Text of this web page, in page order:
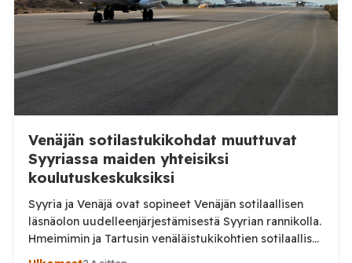
paikalla kymmeniä nuoria. Alueella liikennevalvontaa
tehnyt poliisipartio […]
Venäjän sotilastukikohdat muuttuvat
Syyriassa maiden yhteisiksi
koulutuskeskuksiksi
Syyria ja Venäjä ovat sopineet Venäjän sotilaallisen
läsnäolon uudelleenjärjestämisestä Syyrian rannikolla.
Hmeimimin ja Tartusin venäläistukikohtien sotilaalliset
osat on määrä muuttaa maiden yhteisiksi koulutus- ja